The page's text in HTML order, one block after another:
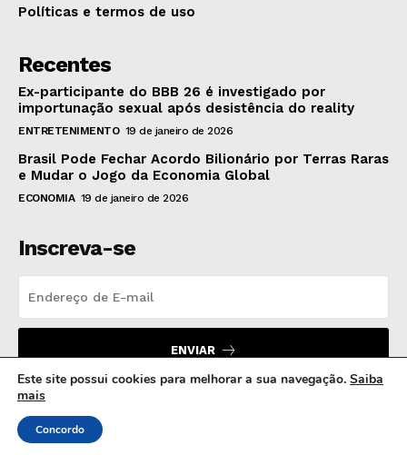
Políticas e termos de uso
Recentes
Ex-participante do BBB 26 é investigado por
importunação sexual após desistência do reality
ENTRETENIMENTO 19 de janeiro de 2026
Brasil Pode Fechar Acordo Bilionário por Terras Raras
e Mudar o Jogo da Economia Global
ECONOMIA 19 de janeiro de 2026
Inscreva-se
ENVIAR
© 2024 MB Hora News | Todos os direitos reservados.
Este site possui cookies para melhorar a sua navegação. Saiba
mais
Concordo